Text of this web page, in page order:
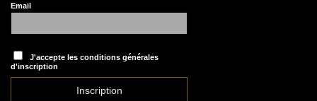
Email
J'accepte les conditions générales
d'inscription